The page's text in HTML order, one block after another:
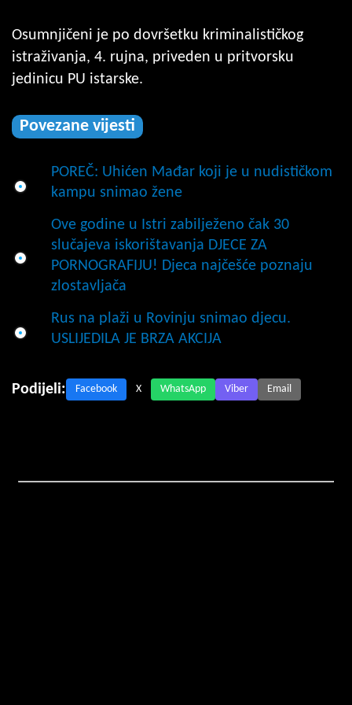
Osumnjičeni je po dovršetku kriminalističkog
istraživanja, 4. rujna, priveden u pritvorsku
jedinicu PU istarske.
Povezane vijesti
POREČ: Uhićen Mađar koji je u nudističkom
kampu snimao žene
Ove godine u Istri zabilježeno čak 30
slučajeva iskorištavanja DJECE ZA
PORNOGRAFIJU! Djeca najčešće poznaju
zlostavljača
Rus na plaži u Rovinju snimao djecu.
USLIJEDILA JE BRZA AKCIJA
Podijeli: Facebook X WhatsApp Viber Email